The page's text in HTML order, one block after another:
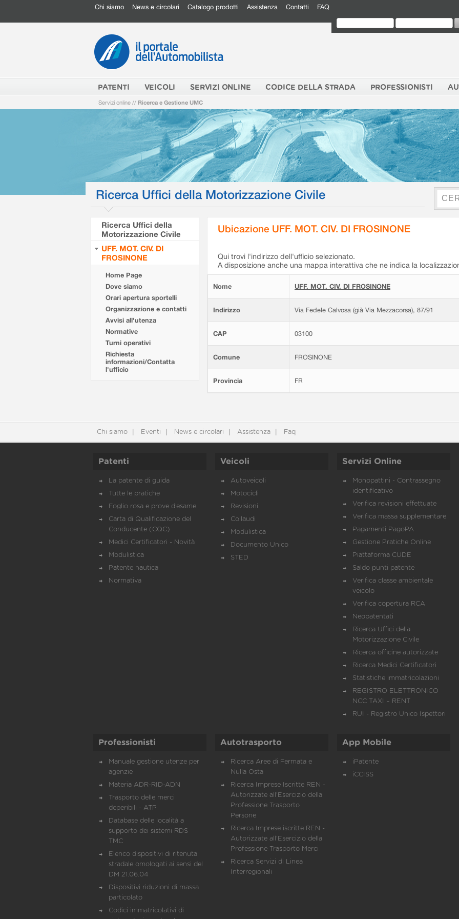
Chi siamo News e circolari Catalogo prodotti Assistenza Contatti FAQ
PATENTI VEICOLI SERVIZI ONLINE CODICE DELLA STRADA PROFESSIONISTI
Servizi online // Ricerca e Gestione UMC
Ricerca Uffici della Motorizzazione Civile
Ricerca Uffici della
Motorizzazione Civile
UFF. MOT. CIV. DI
FROSINONE
Home Page
Dove siamo
Orari apertura sportelli
Organizzazione e contatti
Avvisi all'utenza
Normative
Turni operativi
Richiesta
informazioni/Contatta
l'ufficio
Ubicazione UFF. MOT. CIV. DI FROSINONE
Qui trovi l'indirizzo dell'ufficio selezionato.
A disposizione anche una mappa interattiva che ne indica la
Nome UFF. MOT. CIV. DI FROSINONE
Indirizzo Via Fedele Calvosa (già Via Mezzacorsa), 87/91
CAP 03100
Comune FROSINONE
Provincia FR
Chi siamo Eventi News e circolari Assistenza Faq
Patenti
La patente di guida
Tutte le pratiche
Foglio rosa e prove d’esame
Carta di Qualificazione del
Conducente (CQC)
Medici Certificatori - Novità
Modulistica
Patente nautica
Normativa
Veicoli
Autoveicoli
Motocicli
Revisioni
Collaudi
Modulistica
Documento Unico
STED
Servizi Online
Monopattini - Contrassegno
identificativo
Verifica revisioni effettuate
Verifica massa supplementare
Pagamenti PagoPA
Gestione Pratiche Online
Piattaforma CUDE
Saldo punti patente
Verifica classe ambientale
veicolo
Verifica copertura RCA
Neopatentati
Ricerca Uffici della
Motorizzazione Civile
Ricerca officine autorizzate
Ricerca Medici Certificatori
Statistiche immatricolazioni
REGISTRO ELETTRONICO
NCC TAXI – RENT
RUI - Registro Unico Ispettori
Professionisti
Manuale gestione utenze per
agenzie
Materia ADR-RID-ADN
Trasporto delle merci
deperibili - ATP
Database delle località a
supporto dei sistemi RDS
TMC
Elenco dispositivi di ritenuta
stradale omologati ai sensi del
DM 21.06.04
Dispositivi riduzioni di massa
particolato
Codici immatricolativi di
Autotrasporto
Ricerca Aree di Fermata e
Nulla Osta
Ricerca Imprese Iscritte REN -
Autorizzate all'Esercizio della
Professione Trasporto
Persone
Ricerca Imprese iscritte REN -
Autorizzate all'Esercizio della
Professione Trasporto Merci
Ricerca Servizi di Linea
Interregionali
App Mobile
iPatente
iCCISS